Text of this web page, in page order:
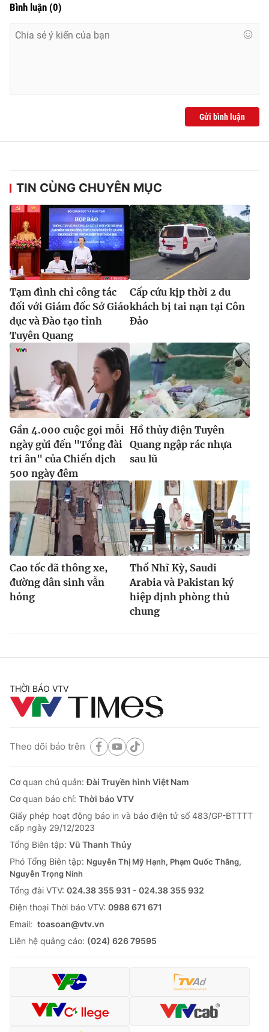
Bình luận (0)
Gửi bình luận
TIN CÙNG CHUYÊN MỤC
Tạm đình chỉ công tác
đối với Giám đốc Sở Giáo
dục và Đào tạo tỉnh
Tuyên Quang
Cấp cứu kịp thời 2 du
khách bị tai nạn tại Côn
Đảo
Gần 4.000 cuộc gọi mỗi
ngày gửi đến "Tổng đài
tri ân" của Chiến dịch
500 ngày đêm
Hồ thủy điện Tuyên
Quang ngập rác nhựa
sau lũ
Cao tốc đã thông xe,
đường dân sinh vẫn
hỏng
Thổ Nhĩ Kỳ, Saudi
Arabia và Pakistan ký
hiệp định phòng thủ
chung
THỜI BÁO VTV
Theo dõi báo trên
Cơ quan chủ quản:Đài Truyền hình Việt Nam
Cơ quan báo chí: Thời báo VTV
Giấy phép hoạt động báo in và báo điện tử số 483/GP-BTTTT
cấp ngày 29/12/2023
Tổng Biên tập: Vũ Thanh Thủy
Phó Tổng Biên tập: Nguyễn Thị Mỹ Hạnh, Phạm Quốc Thắng,
Nguyễn Trọng Ninh
Tổng đài VTV: 024.38 355 931 - 024.38 355 932
Ðiện thoại Thời báo VTV: 0988 671 671
Email: toasoan@vtv.vn
Liên hệ quảng cáo: (024) 626 79595